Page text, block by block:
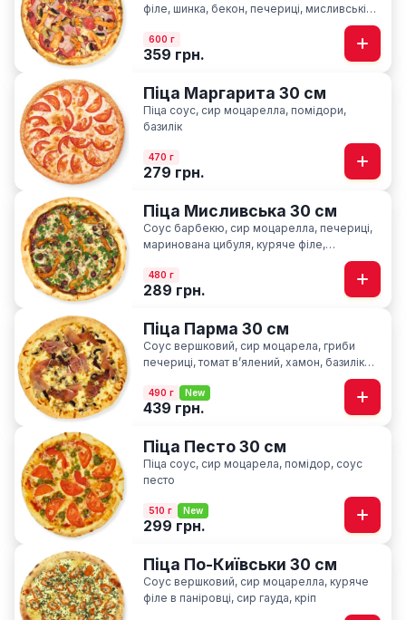
філе, шинка, бекон, печериці, мисливські
600 г
359 грн.
Піца Маргарита 30 см
Піца соус, сир моцарелла, помідори,
базилік
470 г
279 грн.
Піца Мисливська 30 см
Соус барбекю, сир моцарелла, печериці,
маринована цибуля, куряче філе,
мисливські ковбаски, ароматна петрушка
480 г
289 грн.
Піца Парма 30 см
Соус вершковий, сир моцарела, гриби
печериці, томат вʼялений, хамон, базилік
490 г New
439 грн.
Піца Песто 30 см
Піца соус, сир моцарела, помідор, соус
песто
510 г New
299 грн.
Піца По-Київськи 30 см
Соус вершковий, сир моцарелла, куряче
філе в паніровці, cир гауда, кріп